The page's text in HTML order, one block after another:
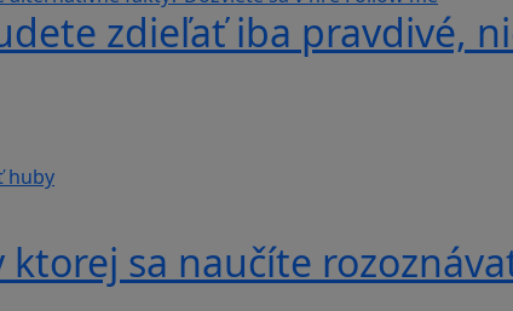
zdieľať iba pravdivé,
sa naučíte